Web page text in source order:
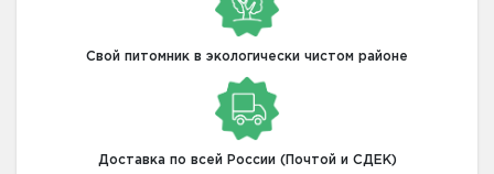
Свой питомник в экологически чистом районе
Доставка по всей России (Почтой и СДЕК)